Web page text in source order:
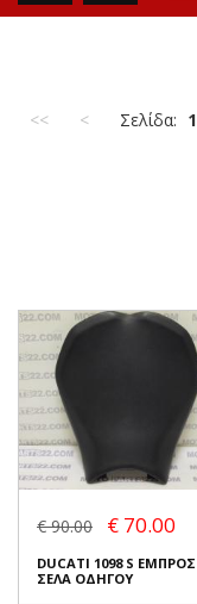
<< < Σελίδα: 1
€ 90.00 € 70.00
DUCATI 1098 S ΕΜΠΡΟΣ
ΣΕΛΑ ΟΔΗΓΟΥ